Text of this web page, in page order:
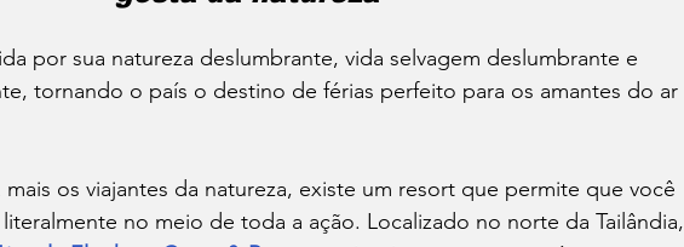
por sua natureza deslumbrante, vida selvagem deslumbrante e
tornando o país o destino de férias perfeito para os amantes do ar
mais os viajantes da natureza, existe um resort que permite que você
no meio de toda a ação. Localizado no norte da Tailândia,